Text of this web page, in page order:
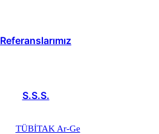
Referanslarımız
S.S.S.
TÜBİTAK Ar-Ge